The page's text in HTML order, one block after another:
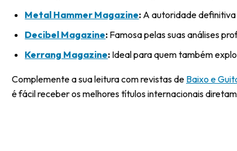
Metal Hammer Magazine: A autoridade
Decibel Magazine: Famosa pelas suas análises
Kerrang Magazine: Ideal para quem também
Complemente a sua leitura com revistas de Baixo e
é fácil receber os melhores títulos internacionais